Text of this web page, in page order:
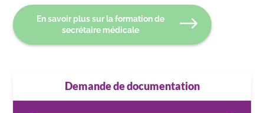
En savoir plus sur la formation de
secrétaire médicale
Demande de documentation